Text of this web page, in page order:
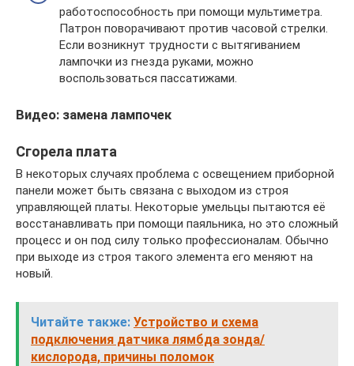
работоспособность при помощи мультиметра.
Патрон поворачивают против часовой стрелки.
Если возникнут трудности с вытягиванием
лампочки из гнезда руками, можно
воспользоваться пассатижами.
Видео: замена лампочек
Сгорела плата
В некоторых случаях проблема с освещением приборной
панели может быть связана с выходом из строя
управляющей платы. Некоторые умельцы пытаются её
восстанавливать при помощи паяльника, но это сложный
процесс и он под силу только профессионалам. Обычно
при выходе из строя такого элемента его меняют на
новый.
Читайте также: Устройство и схема
подключения датчика лямбда зонда/
кислорода, причины поломок